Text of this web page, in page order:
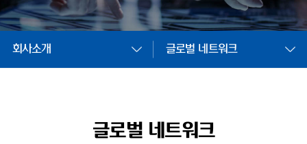
회사소개 글로벌 네트워크
글로벌 네트워크